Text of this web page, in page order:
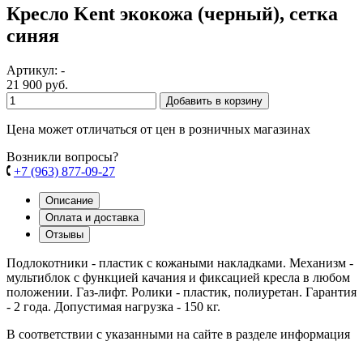
Кресло Kent экокожа (черный), сетка
синяя
Артикул: -
21 900 руб.
Добавить в корзину
Цена может отличаться от цен в розничных магазинах
Возникли вопросы?
+7 (963) 877-09-27
Описание
Оплата и доставка
Отзывы
Подлокотники - пластик с кожаными накладками. Механизм -
мультиблок с функцией качания и фиксацией кресла в любом
положении. Газ-лифт. Ролики - пластик, полиуретан. Гарантия
- 2 года. Допустимая нагрузка - 150 кг.
В соответствии с указанными на сайте в разделе информация